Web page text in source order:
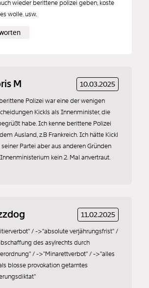
wieder berittene polizei geben, koste
wolle. usw.
M 10.03.2025
Polizei war eine der wenigen
Kickls als Innenminister, die
habe. Ich kenne berittene Polizei
Ausland, z.B Frankreich. Ich hätte Kickl
Partei aber aus anderen Gründen
kein 2. Mal anvertraut.
11.02.2025
/ ->"absolute verjährungsfrist" /
des asylrechts durch
/ ->"Minarettverbot" / ->"alles
blosse provokation getarntes